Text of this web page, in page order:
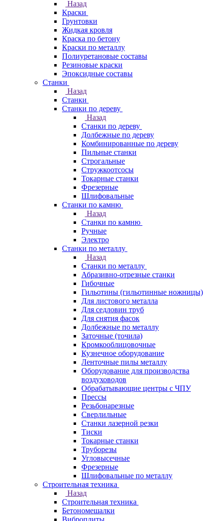
Назад
Краски
Грунтовки
Жидкая кровля
Краска по бетону
Краски по металлу
Полиуретановые составы
Резиновые краски
Эпоксидные составы
Станки
Назад
Станки
Станки по дереву
Назад
Станки по дереву
Долбежные по дереву
Комбинированные по дереву
Пильные станки
Строгальные
Стружкоотсосы
Токарные станки
Фрезерные
Шлифовальные
Станки по камню
Назад
Станки по камню
Ручные
Электро
Станки по металлу
Назад
Станки по металлу
Абразивно-отрезные станки
Гибочные
Гильотины (гильотинные ножницы)
Для листового металла
Для седловин труб
Для снятия фасок
Долбежные по металлу
Заточные (точила)
Кромкооблицовочные
Кузнечное оборудование
Ленточные пилы металлу
Оборудование для производства
воздуховодов
Обрабатывающие центры с ЧПУ
Прессы
Резьбонарезные
Сверлильные
Станки лазерной резки
Тиски
Токарные станки
Труборезы
Угловысечные
Фрезерные
Шлифовальные по металлу
Строительная техника
Назад
Строительная техника
Бетономешалки
Виброплиты